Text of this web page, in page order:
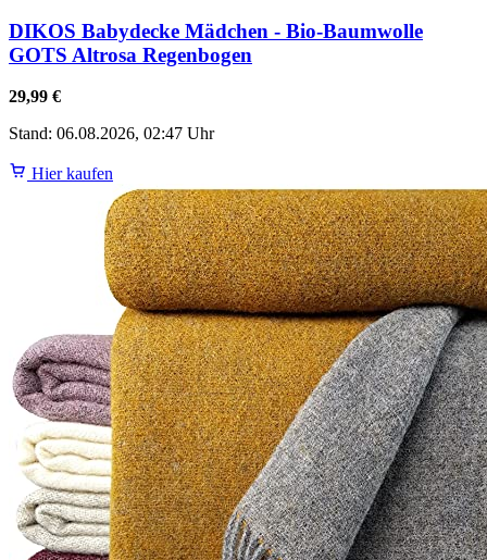
DIKOS Babydecke Mädchen - Bio-Baumwolle
GOTS Altrosa Regenbogen
29,99 €
Stand: 06.08.2026, 02:47 Uhr
Hier kaufen